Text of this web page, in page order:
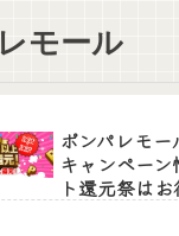
モール
ポンパレモー
キャンペー
ト還元祭はお